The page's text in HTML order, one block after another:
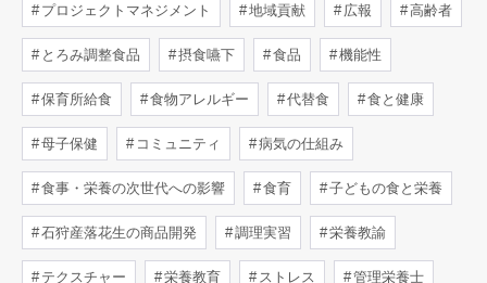
プロジェクトマネジメント 地域貢献 広報 高齢者
とろみ調整食品 摂食嚥下 食品 機能性
保育所給食 食物アレルギー 代替食 食と健康
母子保健 コミュニティ 病気の仕組み
食事・栄養の次世代への影響 食育 子どもの食と栄養
石狩産落花生の商品開発 調理実習 栄養教諭
テクスチャー 栄養教育 ストレス 管理栄養士